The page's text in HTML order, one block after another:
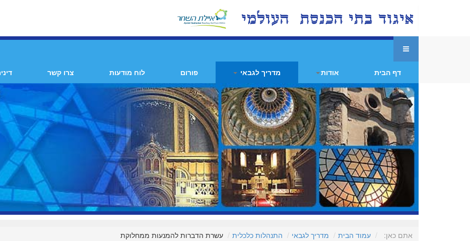
דף הבית אודות מדריך לגבאי פורום לוח מודעות צרו קשר
אתם כאן: עמוד הבית מדריך לגבאי התנהלות כלכלית עשרת הדברות להמנעות ממחלוקת